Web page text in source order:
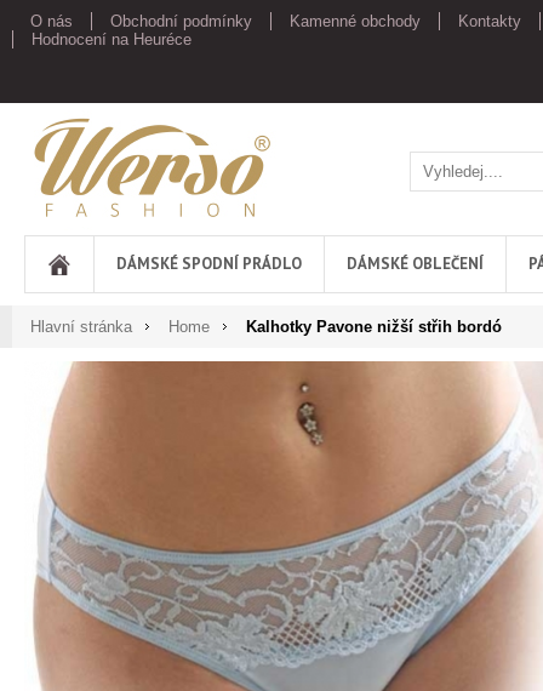
O nás Obchodní podmínky Kamenné obchody
Kontakty
Hodnocení na Heuréce
Werso
DÁMSKÉ SPODNÍ PRÁDLO DÁMSKÉ OBLEČENÍ
Hlavní stránka Home Kalhotky Pavone nižší střih bordó